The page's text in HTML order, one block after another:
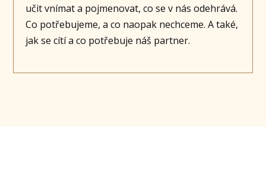
učit vnímat a pojmenovat, co se v nás odehrává.
Co potřebujeme, a co naopak nechceme. A také,
jak se cítí a co potřebuje náš partner.